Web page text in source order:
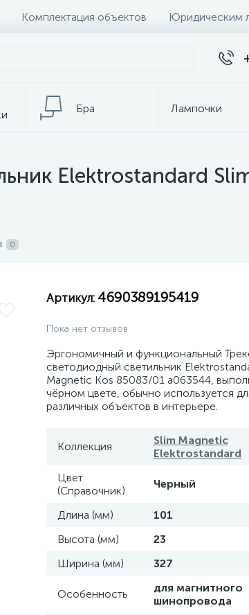
Комплектация объектов Юридическим
Бра Лампочки
лампы
Elektrostandard
0
Артикул: 4690389195419
Пока нет отзывов
Эргономичный и функциональный
светодиодный светильник
Magnetic Kos 85083/01 a063544,
чёрном цвете, обычно используется
различных объектов в интерьере.
Коллекция
Slim Magnetic
Elektrostandard
Цвет
(Справочник)
Черный
Длина (мм)
101
Высота (мм)
23
Ширина (мм)
327
Особенность
для магнитного
шинопровода